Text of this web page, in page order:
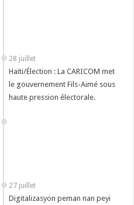
28 juillet
Haïti/Élection : La CARICOM met
le gouvernement Fils-Aimé sous
haute pression électorale.
27 juillet
‎Digitalizasyon peman nan peyi